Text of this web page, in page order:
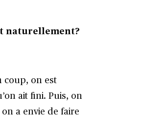
naturellement?
coup, on est
ait fini. Puis, on
a envie de faire